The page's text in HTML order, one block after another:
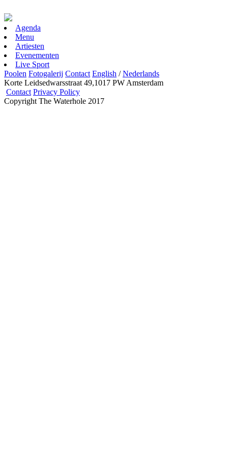
Agenda
Menu
Artiesten
Evenementen
Live Sport
Poolen Fotogalerij Contact English /Nederlands
Korte Leidsedwarsstraat 49,1017 PW Amsterdam
Contact Privacy Policy
Copyright The Waterhole 2017